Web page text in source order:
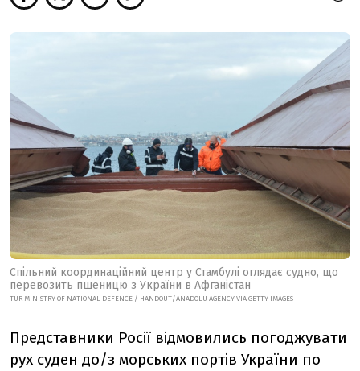
Спільний координаційний центр у Стамбулі оглядає судно, що
перевозить пшеницю з України в Афганістан
TUR MINISTRY OF NATIONAL DEFENCE / HANDOUT/ANADOLU AGENCY VIA GETTY IMAGES
Представники Росії відмовились погоджувати
рух суден до/з морських портів України по